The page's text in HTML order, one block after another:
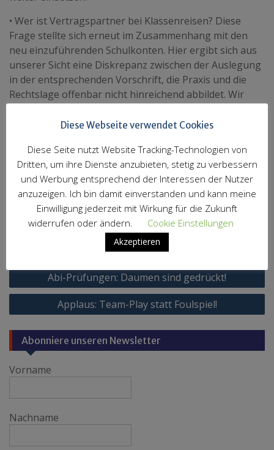
• Wer ist Vertragspartner bei Klassenreisen? Diese
Frage stellte sich erneut im Zusammenhang mit den
neu einzuführenden Schulkonten. Hier ergibt sich aus
unserer Sicht eine Diskrepanz zwischen der Auslegung
in der entsprechenden Vorschrift, die Praxis und die
Rechtslage offenbar nicht hinreichend abbildet. Wir
Zu den weiteren besprochenen Themen gehörten
Mindestqualifikation bei Schulbegleitungen,
Stellenbesetzung und -verteilung sowie
Krankheitsvertretungen, Besetzung von
Funktionsstellen sowie Beschulung für Schülerinnen
und Schüler aus der Ukraine.
Aktuelles der LEV
Beitragsnavigation
Abi-Prüfungen: Daumen sind gedrückt!
Applaus: Team-Play statt Foulspiel!
Abonniere unseren Newsletter
Vorname
Nachname
Diese Webseite verwendet Cookies
Diese Seite nutzt Website Tracking-Technologien von
Dritten, um ihre Dienste anzubieten, stetig zu verbessern
und Werbung entsprechend der Interessen der Nutzer
anzuzeigen. Ich bin damit einverstanden und kann meine
Einwilligung jederzeit mit Wirkung für die Zukunft
widerrufen oder ändern.
Cookie Einstellungen
Akzeptieren